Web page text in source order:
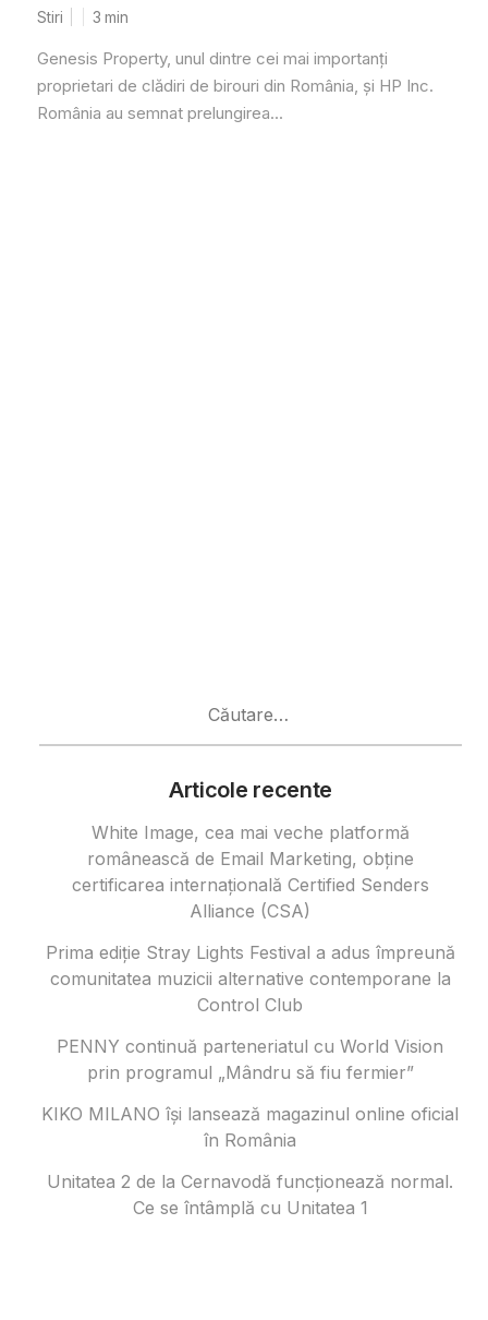
Stiri 3 min
Genesis Property, unul dintre cei mai importanți
proprietari de clădiri de birouri din România, și HP Inc.
România au semnat prelungirea...
Articole recente
White Image, cea mai veche platformă
românească de Email Marketing, obține
certificarea internațională Certified Senders
Alliance (CSA)
Prima ediție Stray Lights Festival a adus împreună
comunitatea muzicii alternative contemporane la
Control Club
PENNY continuă parteneriatul cu World Vision
prin programul „Mândru să fiu fermier”
KIKO MILANO își lansează magazinul online oficial
în România
Unitatea 2 de la Cernavodă funcționează normal.
Ce se întâmplă cu Unitatea 1